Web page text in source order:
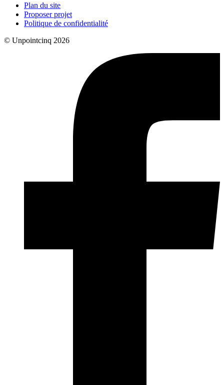
Plan du site
Proposer projet
Politique de confidentialité
© Unpointcinq 2026